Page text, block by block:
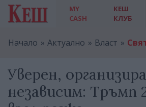
MY
CASH
КЕШ
КЛУБ
Начало Актуално Власт
Уверен,
независим: Тръмп